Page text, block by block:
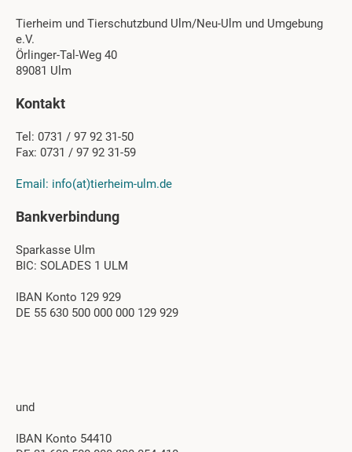
Tierheim und Tierschutzbund Ulm/Neu-Ulm und Umgebung
e.V.
Örlinger-Tal-Weg 40
89081 Ulm
Kontakt
Tel: 0731 / 97 92 31-50
Fax: 0731 / 97 92 31-59
Email: info(at)tierheim-ulm.de
Bankverbindung
Sparkasse Ulm
BIC: SOLADES 1 ULM
IBAN Konto 129 929
DE 55 630 500 000 000 129 929
und
IBAN Konto 54410